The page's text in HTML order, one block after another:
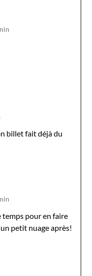
billet fait déjà du
temps pour en faire
petit nuage après!